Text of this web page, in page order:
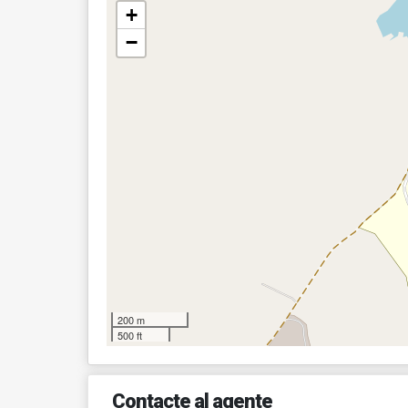
+
−
200 m
500 ft
Contacte al agente